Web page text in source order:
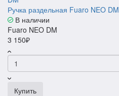
Ручка раздельная Fuaro NEO DM
В наличии
Fuaro NEO DM
3 150₽
Купить